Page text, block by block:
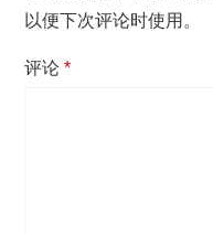
以便下次评论时使用。
评论*